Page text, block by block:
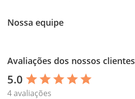
Nossa equipe
Avaliações dos nossos clientes
5.0 star star star star star
4 avaliações